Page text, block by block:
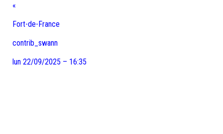
«
Fort-de-France
contrib_swann
lun 22/09/2025 – 16:35